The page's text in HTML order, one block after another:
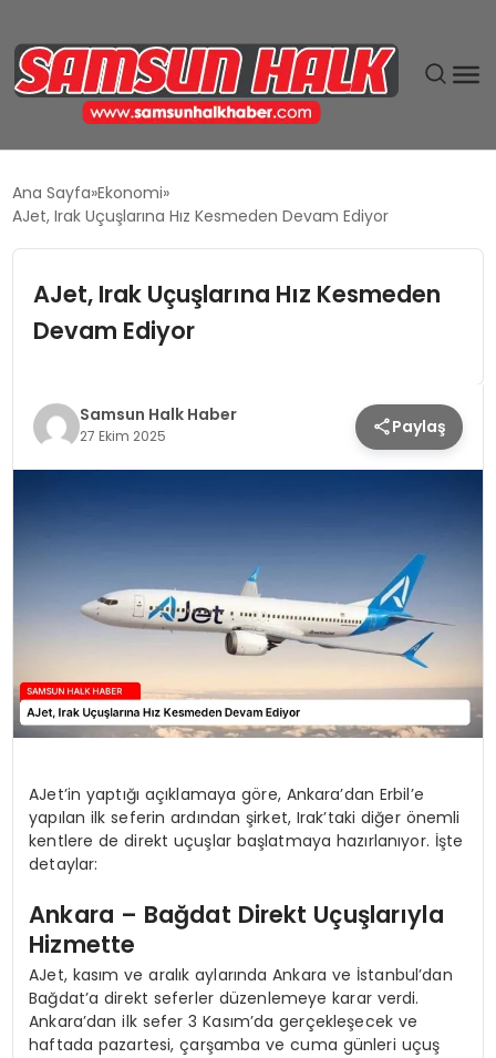
EKONOMI
MAGAZIN
SIYASET
TEKNOLOJI
Ana Sayfa Ekonomi
AJet, Irak Uçuşlarına Hız Kesmeden Devam Ediyor
AJet, Irak Uçuşlarına Hız Kesmeden
Devam Ediyor
Samsun Halk Haber
27 Ekim 2025 Paylaş
AJet’in yaptığı açıklamaya göre, Ankara’dan Erbil’e
yapılan ilk seferin ardından şirket, Irak’taki diğer önemli
kentlere de direkt uçuşlar başlatmaya hazırlanıyor. İşte
detaylar:
Ankara – Bağdat Direkt Uçuşlarıyla
Hizmette
AJet, kasım ve aralık aylarında Ankara ve İstanbul’dan
Bağdat’a direkt seferler düzenlemeye karar verdi.
Ankara’dan ilk sefer 3 Kasım’da gerçekleşecek ve
haftada pazartesi, çarşamba ve cuma günleri uçuş